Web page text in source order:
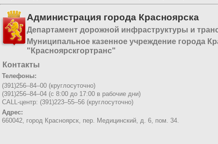
Администрация города Красноярска
Департамент дорожной инфраструктуры и
Муниципальное казенное учреждение города
"Красноярскгортранс"
Контакты
Телефоны:
(391)256–84–00 (круглосуточно)
(391)256–84–04 (с 8:00 до 17:00 в рабочие дни)
CALL-центр: (391)223–55–56 (круглосуточно)
Адрес:
660042, город Красноярск, пер. Медицинский, д. 6, пом. 34.